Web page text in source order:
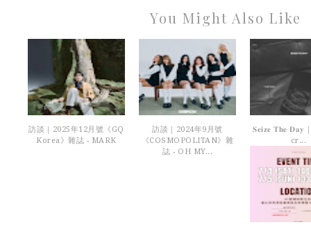
You Might Also Like
訪談｜2025年12月號《GQ
Korea》雜誌 - MARK
訪談｜2024年9月號
《COSMOPOLITAN》雜
誌 - OH MY...
𝐒𝐞𝐢𝐳𝐞 𝐓𝐡𝐞 𝐃𝐚𝐲
cr...